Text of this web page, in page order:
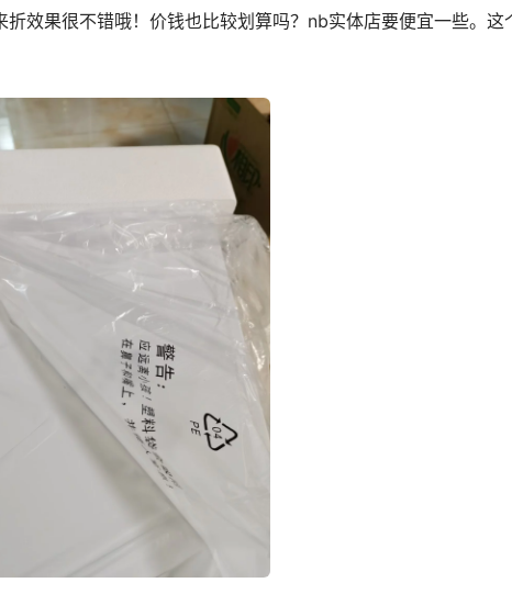
效果很不错哦！价钱也比较划算吗？nb实体店要便宜一些。这